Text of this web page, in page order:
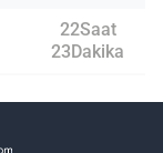
22Saat
23Dakika